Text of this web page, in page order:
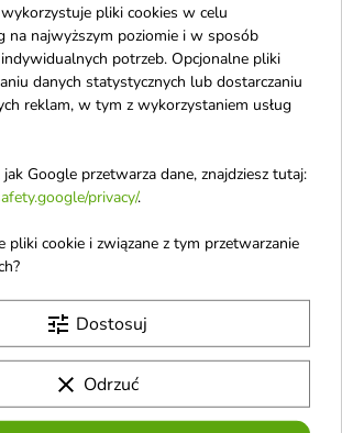
pliki cookies w celu
na najwyższym poziomie i w sposób
potrzeb. Opcjonalne pliki
danych statystycznych lub dostarczaniu
reklam, w tym z wykorzystaniem usług
Google przetwarza dane, znajdziesz tutaj:
privacy/.
pliki cookie i związane z tym przetwarzanie
tune Dostosuj
clear Odrzuć